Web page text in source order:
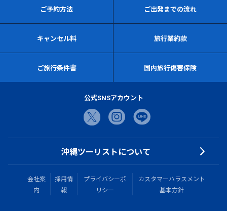
ご予約方法 ご出発までの流れ
キャンセル料 旅行業約款
ご旅行条件書 国内旅行傷害保険
公式SNSアカウント
沖縄ツーリストについて
会社案
内
採用情
報
プライバシーポ
リシー
カスタマーハラスメント
基本方針